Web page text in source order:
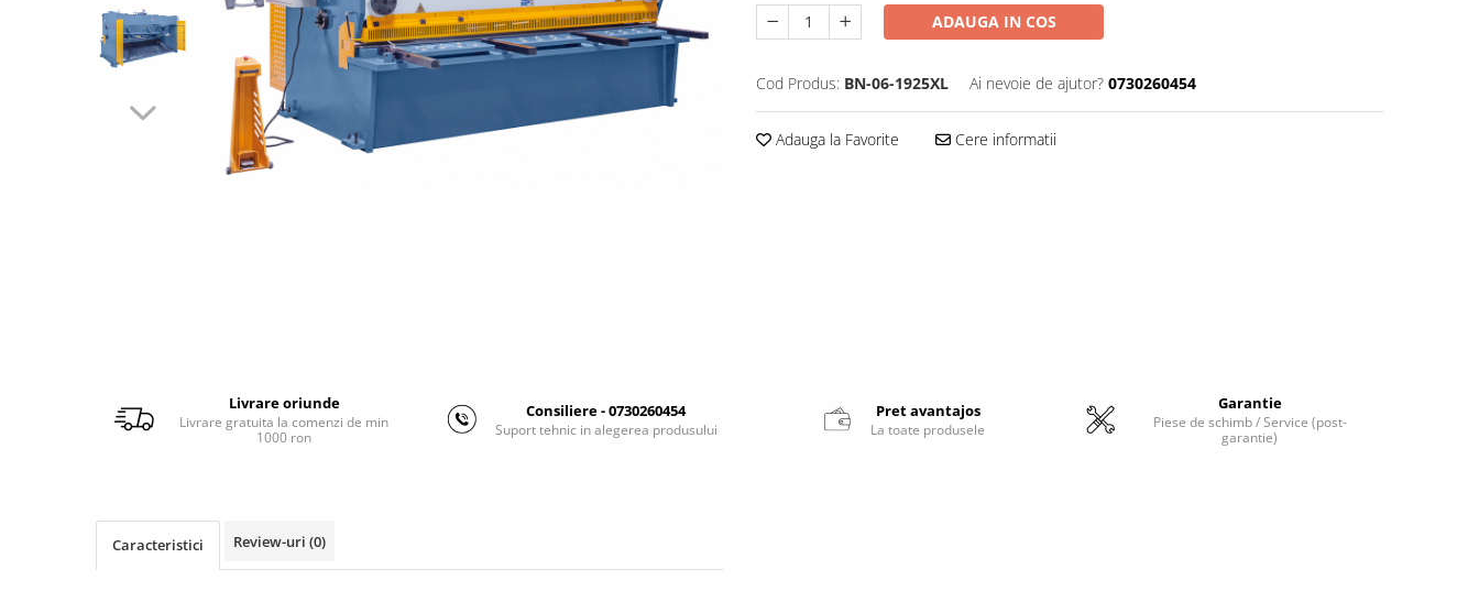
Strunguri pentru metal
Strunguri CNC
Strunguri cu cutie de viteze
Strunguri cu surub de ghidare
Masini de gaurit cu angrenaj, masa
Masini de gaurit cu coloana si
curea de distributie
ADAUGA IN COS
Cod Produs: BN-06-1925XL Ai nevoie de ajutor? 0730260454
Adauga la Favorite Cere informatii
Livrare oriunde
Livrare gratuita la comenzi de min
1000 ron
Consiliere - 0730260454
Suport tehnic in alegerea produsului
Pret avantajos
La toate produsele
Garantie
Piese de schimb / Service (post-
garantie)
Caracteristici Review-uri (0)